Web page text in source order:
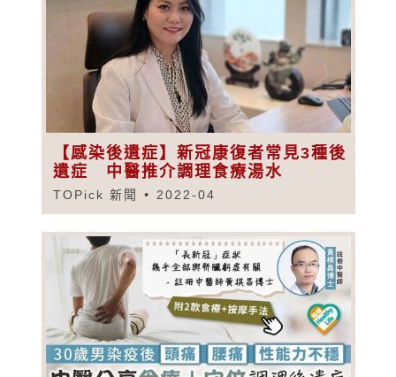
【感染後遺症】新冠康復者常見3種後
遺症 中醫推介調理食療湯水
TOPick 新聞 2022-04